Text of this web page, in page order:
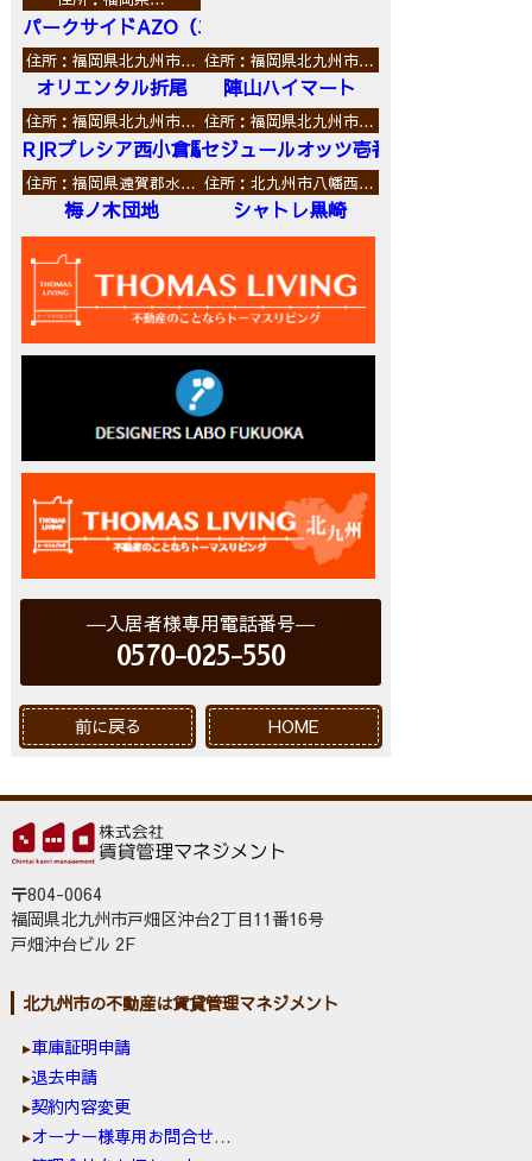
パークサイドAZO（エーゼットオー）
住所：福岡県北九州市…
オリエンタル折尾
住所：福岡県北九州市…
陣山ハイマート
住所：福岡県北九州市…
RJRプレシア西小倉駅前
住所：福岡県北九州市…
セジュールオッツ壱番館
住所：福岡県遠賀郡水…
梅ノ木団地
住所：北九州市八幡西…
シャトレ黒崎
入居者様専用電話番号
0570-025-550
前に戻る HOME
〒804-0064
福岡県北九州市戸畑区沖台2丁目11番16号
戸畑沖台ビル 2F
北九州市の不動産は賃貸管理マネジメント
車庫証明申請
退去申請
契約内容変更
オーナー様専用お問合せ窓口